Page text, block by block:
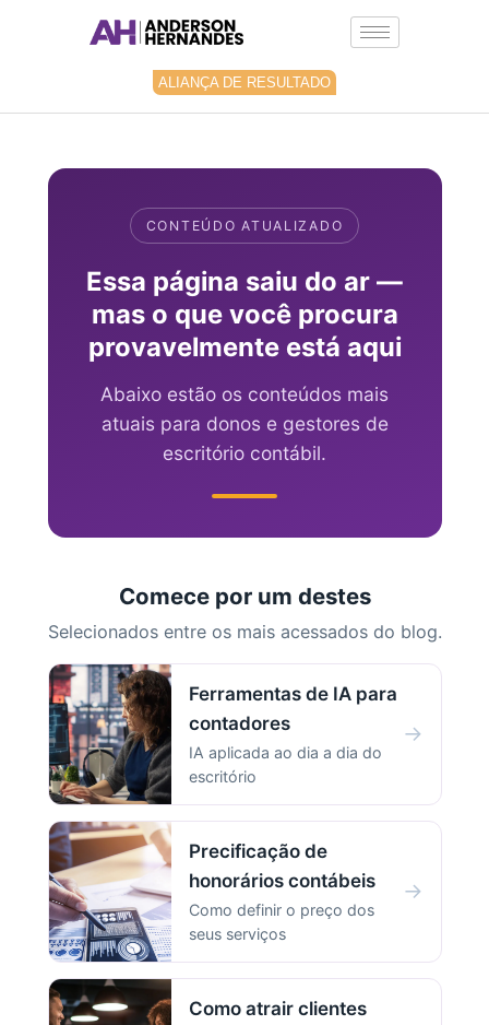
ALIANÇA DE RESULTADO
CONTEÚDO ATUALIZADO
Essa página saiu do ar —
mas o que você procura
provavelmente está aqui
Abaixo estão os conteúdos mais
atuais para donos e gestores de
escritório contábil.
Comece por um destes
Selecionados entre os mais acessados do blog.
Ferramentas de IA para
contadores
IA aplicada ao dia a dia do
escritório
→
Precificação de
honorários contábeis
Como definir o preço dos
seus serviços
→
Como atrair clientes